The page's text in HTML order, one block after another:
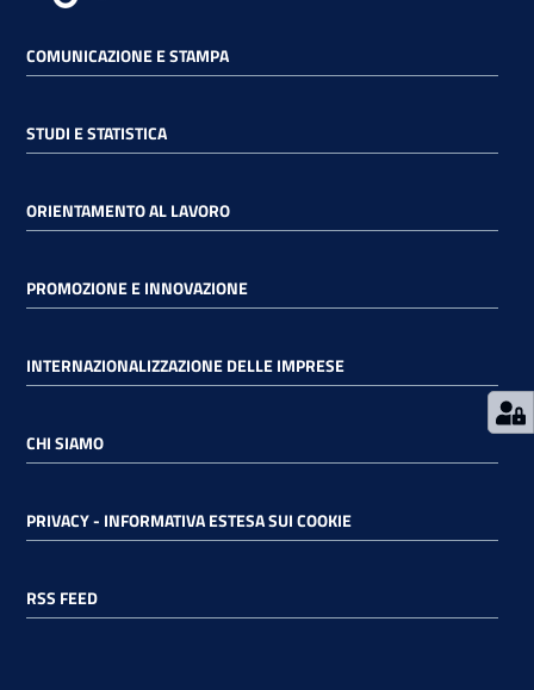
Seguici
COMUNICAZIONE E STAMPA
STUDI E STATISTICA
ORIENTAMENTO AL LAVORO
PROMOZIONE E INNOVAZIONE
INTERNAZIONALIZZAZIONE DELLE IMPRESE
CHI SIAMO
PRIVACY - INFORMATIVA ESTESA SUI COOKIE
RSS FEED